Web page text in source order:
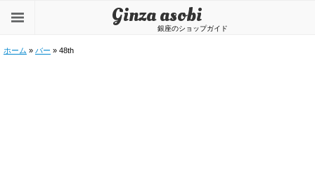
銀座のショップガイド
Ginza asobi
ホーム » バー » 48th